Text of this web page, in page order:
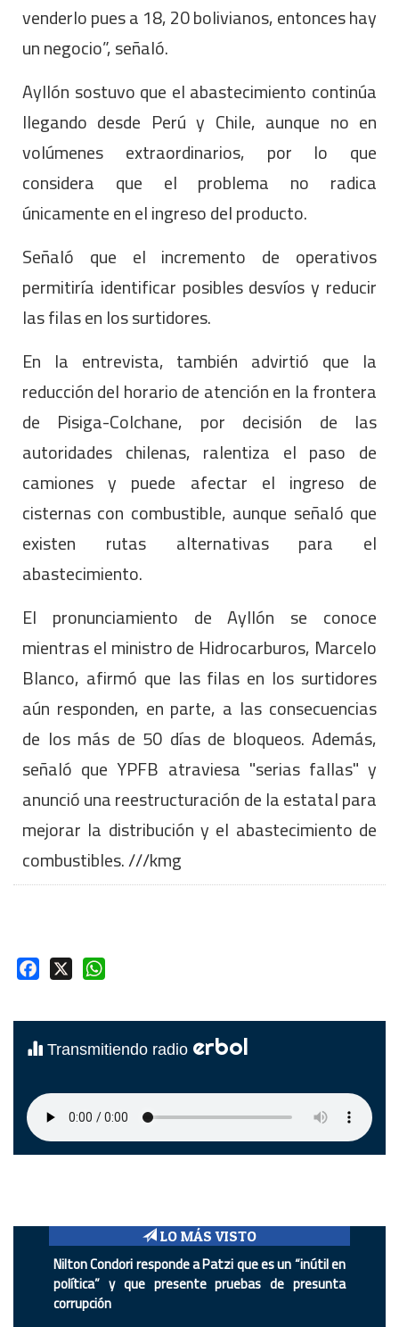
venderlo pues a 18, 20 bolivianos, entonces hay
un negocio”, señaló.
Ayllón sostuvo que el abastecimiento continúa
llegando desde Perú y Chile, aunque no en
volúmenes extraordinarios, por lo que
considera que el problema no radica
únicamente en el ingreso del producto.
Señaló que el incremento de operativos
permitiría identificar posibles desvíos y reducir
las filas en los surtidores.
En la entrevista, también advirtió que la
reducción del horario de atención en la frontera
de Pisiga-Colchane, por decisión de las
autoridades chilenas, ralentiza el paso de
camiones y puede afectar el ingreso de
cisternas con combustible, aunque señaló que
existen rutas alternativas para el
abastecimiento.
El pronunciamiento de Ayllón se conoce
mientras el ministro de Hidrocarburos, Marcelo
Blanco, afirmó que las filas en los surtidores
aún responden, en parte, a las consecuencias
de los más de 50 días de bloqueos. Además,
señaló que YPFB atraviesa "serias fallas" y
anunció una reestructuración de la estatal para
mejorar la distribución y el abastecimiento de
combustibles. ///kmg
Facebook
Transmitiendo radio erbol
LO MÁS VISTO
Nilton Condori responde a Patzi que es un “inútil en
política” y que presente pruebas de presunta
corrupción